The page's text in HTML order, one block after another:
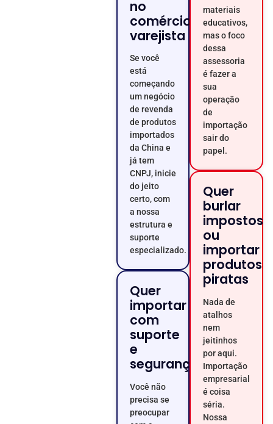
no
comércio
varejista
Se você
está
começando
um negócio
de revenda
de produtos
importados
da China e
já tem
CNPJ, inicie
do jeito
certo, com
a nossa
estrutura e
suporte
especializado.
Quer
importar
com
suporte
e
segurança
Você não
precisa se
preocupar
materiais
educativos,
mas o foco
dessa
assessoria
é fazer a
sua
operação
de
importação
sair do
papel.
Quer
burlar
impostos
ou
importar
produtos
piratas
Nada de
atalhos
nem
jeitinhos
por aqui.
Importação
empresarial
é coisa
séria.
Nossa